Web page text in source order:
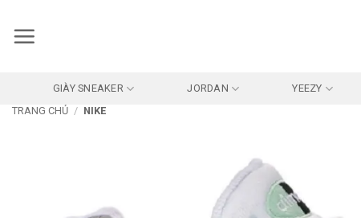
qua
GIÀY SNEAKER JORDAN YEEZY
TRANG CHỦ / NIKE